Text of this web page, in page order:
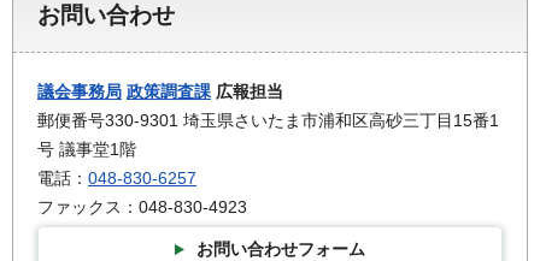
お問い合わせ
議会事務局 政策調査課 広報担当
郵便番号330-9301 埼玉県さいたま市浦和区高砂三丁目15番1
号 議事堂1階
電話： 048-830-6257
ファックス：048-830-4923
お問い合わせフォーム